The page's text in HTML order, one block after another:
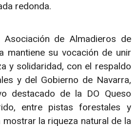
redonda.
de Almadieros de
mantiene su vocación de unir
y solidaridad, con el respaldo
y del Gobierno de Navarra,
destacado de la DO Queso
entre pistas forestales y
mostrar la riqueza natural de la